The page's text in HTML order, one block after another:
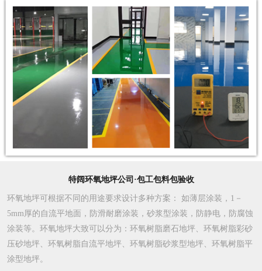
特阔环氧地坪公司·包工包料包验收
环氧地坪可根据不同的用途要求设计多种方案 ： 如薄层涂装，1－
5mm厚的自流平地面，防滑耐磨涂装，砂浆型涂装，防静电，防腐蚀
涂装等。环氧地坪大致可以分为：环氧树脂磨石地坪、环氧树脂彩砂
压砂地坪、环氧树脂自流平地坪、环氧树脂砂浆型地坪、环氧树脂平
涂型地坪。